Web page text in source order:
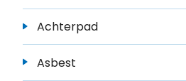
Achterpad
Asbest